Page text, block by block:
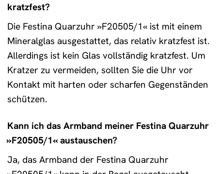
kratzfest?
Die Festina Quarzuhr »F20505/1« ist mit einem
Mineralglas ausgestattet, das relativ kratzfest ist.
Allerdings ist kein Glas vollständig kratzfest. Um
Kratzer zu vermeiden, sollten Sie die Uhr vor
Kontakt mit harten oder scharfen Gegenständen
schützen.
Kann ich das Armband meiner Festina Quarzuhr
»F20505/1« austauschen?
Ja, das Armband der Festina Quarzuhr